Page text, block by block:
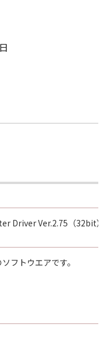
Driver Ver.2.75（32bit）
フトウエアです。